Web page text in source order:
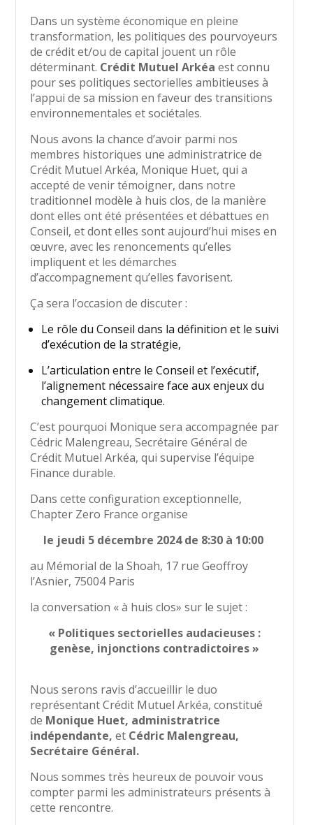
Dans un système économique en pleine
transformation, les politiques des pourvoyeurs
de crédit et/ou de capital jouent un rôle
déterminant. Crédit Mutuel Arkéa est connu
pour ses politiques sectorielles ambitieuses à
l’appui de sa mission en faveur des transitions
environnementales et sociétales.
Nous avons la chance d’avoir parmi nos
membres historiques une administratrice de
Crédit Mutuel Arkéa, Monique Huet, qui a
accepté de venir témoigner, dans notre
traditionnel modèle à huis clos, de la manière
dont elles ont été présentées et débattues en
Conseil, et dont elles sont aujourd’hui mises en
œuvre, avec les renoncements qu’elles
impliquent et les démarches
d’accompagnement qu’elles favorisent.
Ça sera l’occasion de discuter :
Le rôle du Conseil dans la définition et le suivi
d’exécution de la stratégie,
L’articulation entre le Conseil et l’exécutif,
l’alignement nécessaire face aux enjeux du
changement climatique.
C’est pourquoi Monique sera accompagnée par
Cédric Malengreau, Secrétaire Général de
Crédit Mutuel Arkéa, qui supervise l’équipe
Finance durable.
Dans cette configuration exceptionnelle,
Chapter Zero France organise
le jeudi 5 décembre 2024 de 8:30 à 10:00
au Mémorial de la Shoah, 17 rue Geoffroy
l’Asnier, 75004 Paris
la conversation « à huis clos» sur le sujet :
« Politiques sectorielles audacieuses :
genèse, injonctions contradictoires »
Nous serons ravis d’accueillir le duo
représentant Crédit Mutuel Arkéa, constitué
de Monique Huet, administratrice
indépendante, et Cédric Malengreau,
Secrétaire Général.
Nous sommes très heureux de pouvoir vous
compter parmi les administrateurs présents à
cette rencontre.